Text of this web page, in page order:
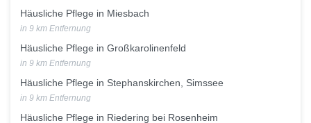
Häusliche Pflege in Miesbach
in 9 km Entfernung
Häusliche Pflege in Großkarolinenfeld
in 9 km Entfernung
Häusliche Pflege in Stephanskirchen, Simssee
in 9 km Entfernung
Häusliche Pflege in Riedering bei Rosenheim